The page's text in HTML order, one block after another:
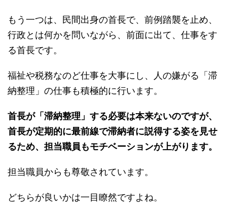
もう一つは、民間出身の首長で、前例踏襲を止め、
行政とは何かを問いながら、前面に出て、仕事をす
る首長です。
福祉や税務なのど仕事を大事にし、人の嫌がる「滞
納整理」の仕事も積極的に行います。
首長が「滞納整理」する必要は本来ないのですが、
首長が定期的に最前線で滞納者に説得する姿を見せ
るため、担当職員もモチベーションが上がります。
担当職員からも尊敬されています。
どちらが良いかは一目瞭然ですよね。